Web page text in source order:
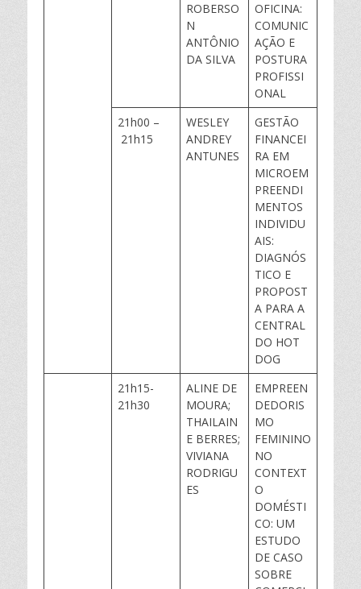
ROBERSO
N
ANTÔNIO
DA SILVA
OFICINA:
COMUNIC
AÇÃO E
POSTURA
PROFISSI
ONAL
21h00 –
21h15
WESLEY
ANDREY
ANTUNES
GESTÃO
FINANCEI
RA EM
MICROEM
PREENDI
MENTOS
INDIVIDU
AIS:
DIAGNÓS
TICO E
PROPOST
A PARA A
CENTRAL
DO HOT
DOG
21h15-
21h30
ALINE DE
MOURA;
THAILAIN
E BERRES;
VIVIANA
RODRIGU
ES
EMPREEN
DEDORIS
MO
FEMININO
NO
CONTEXT
O
DOMÉSTI
CO: UM
ESTUDO
DE CASO
SOBRE